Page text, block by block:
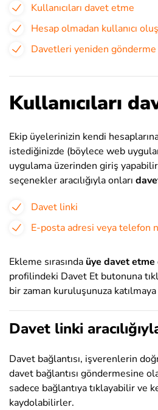
Kullanıcıları davet etme
Hesap olmadan kullanıcı
Davetleri yeniden
Kullanıcıları
Ekip üyelerinizin kendi
istediğinizde (böylece web
uygulama üzerinden giriş
seçenekler aracılığıyla onları
Davet linki
E-posta adresi veya telefon
Ekleme sırasında üye davet etme
profilindeki Davet Et butonuna
bir zaman kuruluşunuza
Davet linki
Davet bağlantısı, işverenlerin
davet bağlantısı göndermesine
sadece bağlantıya tıklayabilir ve
kaydolabilirler.